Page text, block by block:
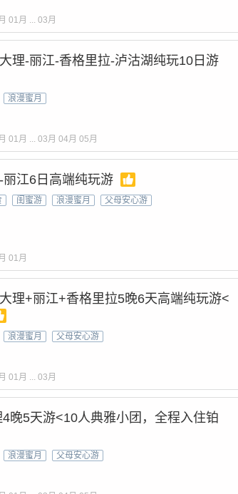
01月 ... 03月
理-丽江-香格里拉-泸沽湖纯玩10日游
浪漫蜜月
01月 ... 03月 04月 05月
丽江6日高端纯玩游
闺蜜游 浪漫蜜月 父母安心游
01月
大理+丽江+香格里拉5晚6天高端纯玩游<
浪漫蜜月 父母安心游
01月 ... 03月
4晚5天游<10人典雅小团，全程入住铂
浪漫蜜月 父母安心游